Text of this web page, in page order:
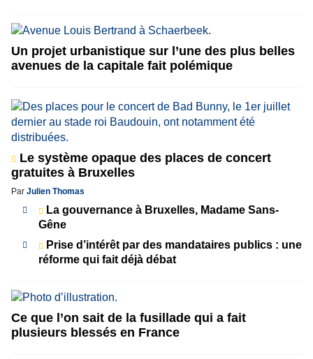
Un projet urbanistique sur l’une des plus belles
avenues de la capitale fait polémique
Le système opaque des places de concert
gratuites à Bruxelles
Par Julien Thomas
La gouvernance à Bruxelles, Madame Sans-
Gêne
Prise d’intérêt par des mandataires publics : une
réforme qui fait déjà débat
Ce que l’on sait de la fusillade qui a fait
plusieurs blessés en France